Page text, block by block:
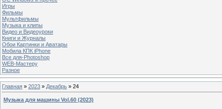
Игры
Фильмы
Мультфильмы
Музыка и клипы
Видео и Видеоуроки
Книги и Журналы
Обои Картинки и Аватары
Мобила КПК iPhone
Все для-Photoshop
WEB-Мастеру
Разное
Главная » 2023 » Декабрь » 24
Музыка для машины Vol.60 (2023)